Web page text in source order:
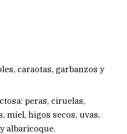
caraotas, garbanzos y
peras, ciruelas,
miel, higos secos, uvas,
albaricoque.